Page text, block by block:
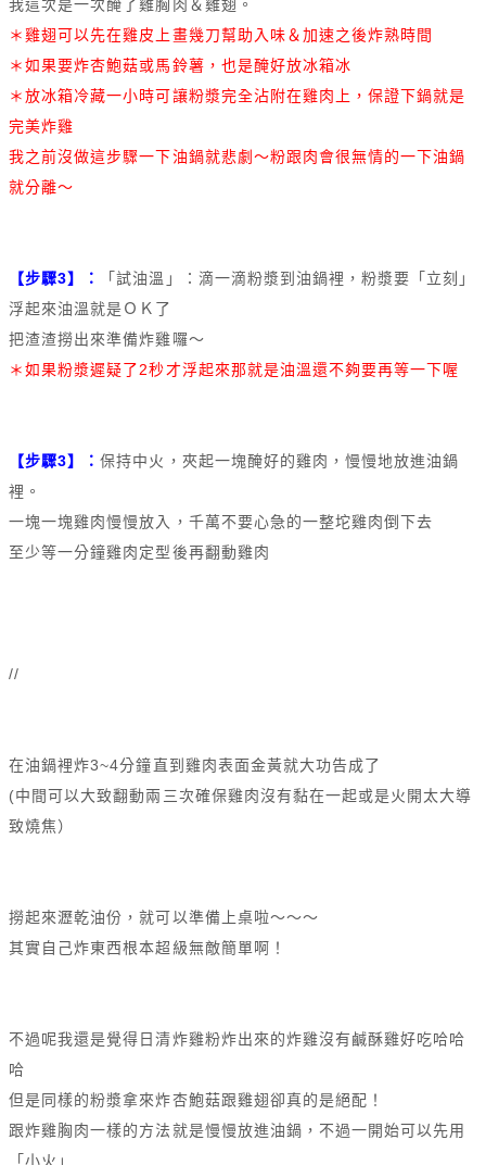
我這次是一次醃了雞胸肉＆雞翅。
＊雞翅可以先在雞皮上畫幾刀幫助入味＆加速之後炸熟時間
＊如果要炸杏鮑菇或馬鈴薯，也是醃好放冰箱冰
＊放冰箱冷藏一小時可讓粉漿完全沾附在雞肉上，保證下鍋就是
完美炸雞
我之前沒做這步驟一下油鍋就悲劇～粉跟肉會很無情的一下油鍋
就分離～
【步驟3】：
「試油溫」：滴一滴粉漿到油鍋裡，粉漿要「立刻」
浮起來油溫就是ＯＫ了
把渣渣撈出來準備炸雞囉～
＊如果粉漿遲疑了2秒才浮起來那就是油溫還不夠要再等一下喔
【步驟3】：保持中火，夾起一塊醃好的雞肉，慢慢地放進油鍋
裡。
一塊一塊雞肉慢慢放入，千萬不要心急的一整坨雞肉倒下去
至少等一分鐘雞肉定型後再翻動雞肉
//
在油鍋裡炸3~4分鐘直到雞肉表面金黃就大功告成了
(中間可以大致翻動兩三次確保雞肉沒有黏在一起或是火開太大導
致燒焦）
撈起來瀝乾油份，就可以準備上桌啦～～～
其實自己炸東西根本超級無敵簡單啊！
不過呢我還是覺得日清炸雞粉炸出來的炸雞沒有鹹酥雞好吃哈哈
哈
但是同樣的粉漿拿來炸杏鮑菇跟雞翅卻真的是絕配！
跟炸雞胸肉一樣的方法就是慢慢放進油鍋，不過一開始可以先用
「小火」